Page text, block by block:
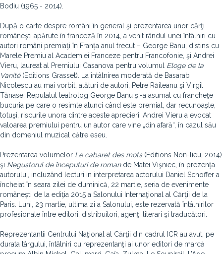
Bodiu (1965 - 2014).
După o carte despre români în general şi prezentarea unor cărţi
româneşti apărute în franceză în 2014, a venit rândul unei întâlniri cu
autori români premiaţi în Franţa anul trecut – George Banu, distins cu
Marele Premiu al Academiei Franceze pentru Francofonie, şi Andrei
Vieru, laureat al Premiului Casanova pentru volumul Eloge de la
Vanité(Editions Grasset). La întâlnirea moderată de Basarab
Nicolescu au mai vorbit, alături de autori, Petre Răileanu şi Virgil
Tănase. Reputatul teatrolog George Banu şi-a asumat cu francheţe
bucuria pe care o resimte atunci când este premiat, dar recunoaşte,
totuşi, riscurile unora dintre aceste aprecieri. Andrei Vieru a evocat
valoarea premiului pentru un autor care vine „din afară“, în cazul său
din domeniul muzical către eseu.
Prezentarea volumelor Le cabaret des mots(Editions Non-lieu, 2014)
şi Negustorul de începuturi de romande Matei Vişniec, în prezenţa
autorului, incluzând lecturi in interpretarea actorului Daniel Schoffer a
încheiat în seara zilei de duminică, 22 martie, seria de evenimente
româneşti de la ediţia 2015 a Salonului Internaţional al Cărţii de la
Paris. Luni, 23 martie, ultima zi a Salonului, este rezervată întâlnirilor
profesionale între editori, distribuitori, agenţi literari şi traducători.
Reprezentantii Centrului Naţional al Cărţii din cadrul ICR au avut, pe
durata târgului, întâlniri cu reprezentanţi ai unor editori de marcă